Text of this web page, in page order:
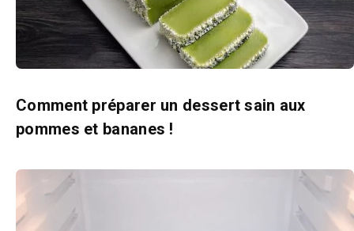
Comment préparer un dessert sain aux
pommes et bananes !